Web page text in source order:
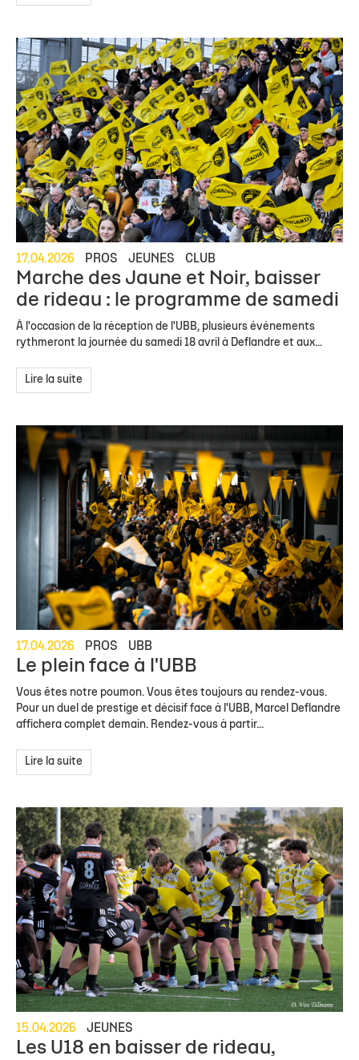
17.04.2026 PROS JEUNES CLUB
Marche des Jaune et Noir, baisser
de rideau : le programme de samedi
À l'occasion de la réception de l'UBB, plusieurs événements
rythmeront la journée du samedi 18 avril à Deflandre et aux...
Lire la suite
17.04.2026 PROS UBB
Le plein face à l'UBB
Vous êtes notre poumon. Vous êtes toujours au rendez-vous.
Pour un duel de prestige et décisif face à l'UBB, Marcel Deflandre
affichera complet demain. Rendez-vous à partir...
Lire la suite
15.04.2026 JEUNES
Les U18 en baisser de rideau,